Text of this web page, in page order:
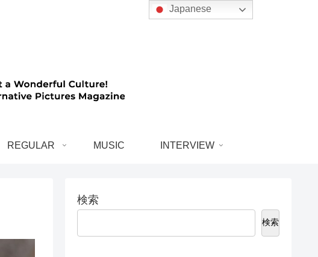
REGULAR MUSIC INTERVIEW
検索
検索
Japanese